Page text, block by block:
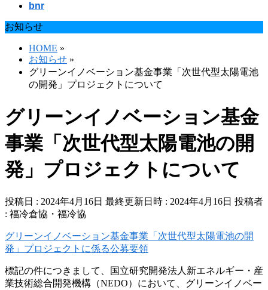
bnr
お知らせ
HOME »
お知らせ »
グリーンイノベーション基金事業「次世代型太陽電池
の開発」プロジェクトについて
グリーンイノベーション基金
事業「次世代型太陽電池の開
発」プロジェクトについて
投稿日 : 2024年4月16日 最終更新日時 : 2024年4月16日 投稿者
: 福冷倉協・福冷協
グリーンイノベーション基金事業「次世代型太陽電池の開
発」プロジェクトに係る公募要領
標記の件につきまして、国立研究開発法人新エネルギー・産
業技術総合開発機構（NEDO）において、グリーンイノベー